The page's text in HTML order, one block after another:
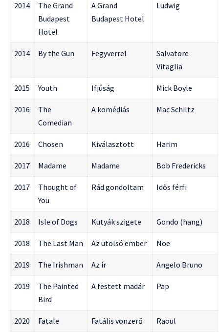
2014
The Grand
Budapest
Hotel
A Grand
Budapest Hotel
Ludwig
2014 By the Gun Fegyverrel
Salvatore
Vitaglia
2015 Youth Ifjúság Mick Boyle
2016
The
Comedian
A komédiás Mac Schiltz
2016 Chosen Kiválasztott Harim
2017 Madame Madame Bob Fredericks
2017
Thought of
You
Rád gondoltam Idős férfi
2018 Isle of Dogs Kutyák szigete Gondo (hang)
2018 The Last Man Az utolsó ember Noe
2019 The Irishman Az ír Angelo Bruno
2019
The Painted
Bird
A festett madár Pap
2020 Fatale Fatális vonzerő Raoul